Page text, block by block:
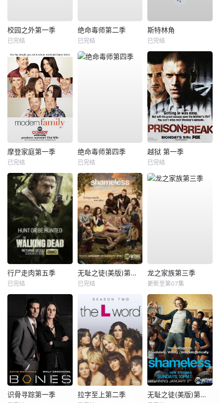
校园之外第一季
已完结
绝命毒师第二季
已完结
斯特林角
已完结
摩登家庭第一季
已完结
绝命毒师第四季
已完结
越狱 第一季
已完结
行尸走肉第五季
已完结
无耻之徒(美版)第三季
已完结
龙之家族第三季
更新至第07集
识骨寻踪第一季 拉字至上第二季 无耻之徒(美版)第一季